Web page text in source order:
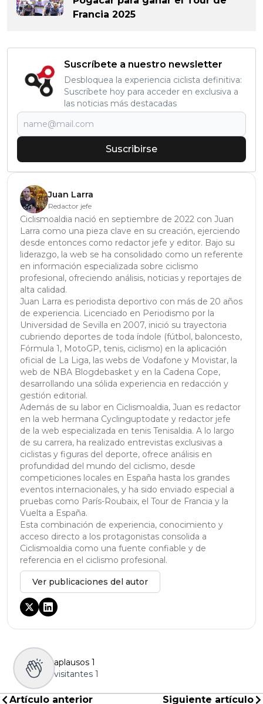
Francia 2025
Suscríbete a nuestro newsletter
Desbloquea la experiencia ciclista definitiva:
Suscríbete hoy para acceder en exclusiva a
las noticias más destacadas
Suscribirse
Juan Larra
Redactor jefe
Ciclismoaldia nació en septiembre de 2022 con Juan
Larra como una pieza clave en su creación, ejerciendo
desde entonces como redactor jefe y editor. Bajo su
liderazgo, la web se ha consolidado como un referente
en información especializada sobre ciclismo
profesional, ofreciendo análisis, noticias y reportajes de
alta calidad.
Juan Larra es periodista deportivo con más de 20 años
de experiencia. Licenciado en Periodismo por la
Universidad de Sevilla en 2007, inició su trayectoria
cubriendo deportes de toda índole (fútbol, baloncesto,
Fórmula 1, MotoGP, tenis, ciclismo) en la aplicación
oficial de La Liga, las webs de Vodafone y Movistar, la
web de NBA Blogdebasket y en la Cadena Cope,
desarrollando una sólida experiencia en redacción y
gestión editorial.
Además de su labor en Ciclismoaldia, Juan es redactor
en la web hermana Cyclinguptodate y redactor jefe
de la web especializada en tenis Tenisaldia. A lo largo
de su carrera, ha realizado entrevistas exclusivas a
ciclistas y figuras del deporte, ofrece análisis en
profundidad del mundo del ciclismo, desde
competiciones locales en España hasta los grandes
eventos internacionales, y ha sido enviado especial a
pruebas como París-Roubaix, el Tour de Francia y la
Vuelta a España.
Esta combinación de experiencia, conocimiento y
acceso directo a los protagonistas consolida a
Ciclismoaldia como una fuente confiable y de
referencia en el ciclismo profesional.
Ver publicaciones del autor
aplausos 1
visitantes 1
Artículo anterior
Siguiente artículo